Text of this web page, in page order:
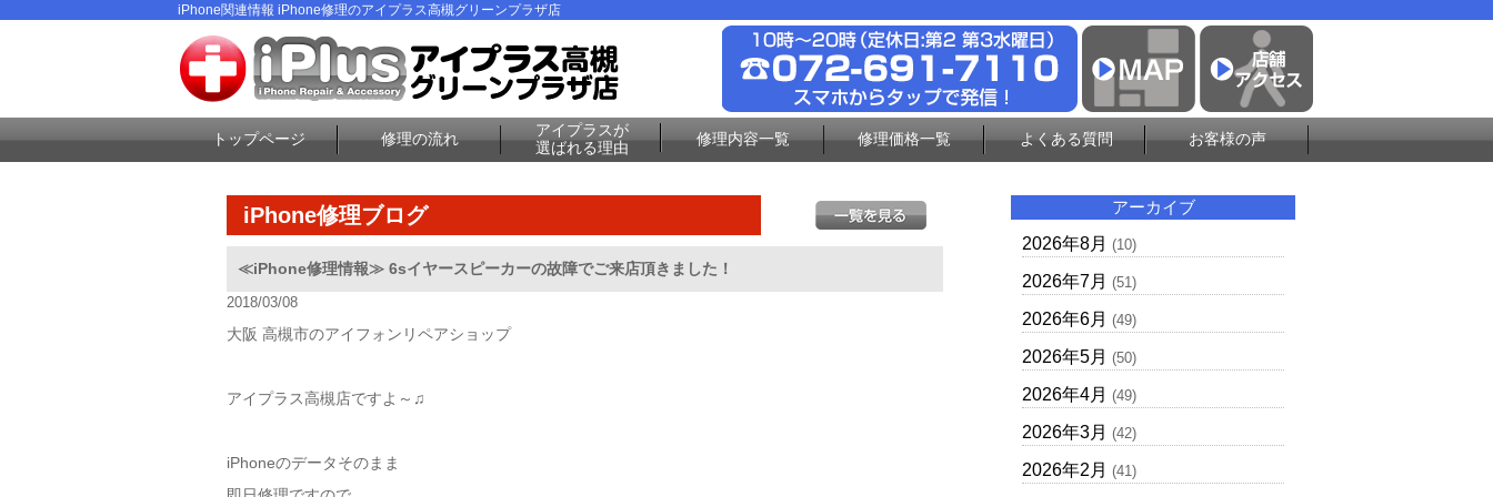
iPhone関連情報 iPhone修理のアイプラス高槻グリーンプラザ店
トップページ 修理の流れ
アイプラスが
選ばれる理由
修理内容一覧 修理価格一覧 よくある質問 お客様の声
iPhone修理ブログ
≪iPhone修理情報≫ 6sイヤースピーカーの故障でご来店頂きました！
2018/03/08
大阪 高槻市のアイフォンリペアショップ
アイプラス高槻店ですよ～♫
iPhoneのデータそのまま
アーカイブ
2026年8月 (10)
2026年7月 (51)
2026年6月 (49)
2026年5月 (50)
2026年4月 (49)
2026年3月 (42)
2026年2月 (41)